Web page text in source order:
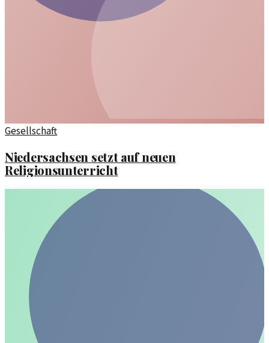
Gesellschaft
Niedersachsen setzt auf neuen
Religionsunterricht